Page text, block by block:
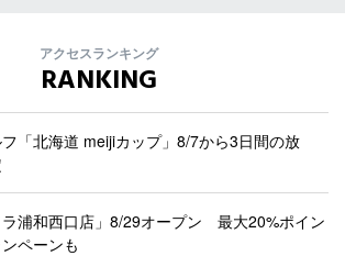
アクセスランキング
RANKING
「北海道 meijiカップ」8/7から3日間の放
ラ浦和西口店」8/29オープン 最大20%ポイン
ペーンも